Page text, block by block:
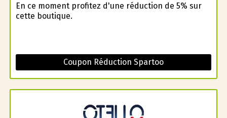
En ce moment profitez d'une réduction de 5% sur
cette boutique.
Coupon Réduction Spartoo